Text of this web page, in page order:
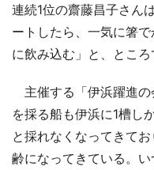
連続1位の齋藤昌子さん
ートしたら、一気に箸
に飲み込む」と、ところ
主催する「伊浜躍進の
を採る船も伊浜に1槽し
と採れなくなってきて
齢になってきている。